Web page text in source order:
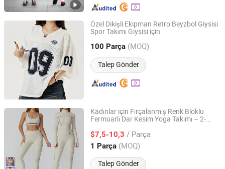
Özel Dikişli Ekipman Retro Beyzbol Giysisi
Spor Takımı Giysisi için
100 Parça (MOQ)
Talep Gönder
Dong Guan Yuchen Fashion Co., Ltd.
Guangdong, China Fiyat 2025
Kadınlar için Fırçalanmış Renk Bloklu
Fermuarlı Dar Kesim Yoga Takımı – 2-
Tayt ile, Koşu ve Spor Salonu için Hızla
Kuruyan Spor Kıyafeti
$7,5-10,3 / Parça
1 Parça (MOQ)
Talep Gönder
Efirsty Enterprise (Anhui) Co., Ltd.
Anhui, China Fiyat 2022